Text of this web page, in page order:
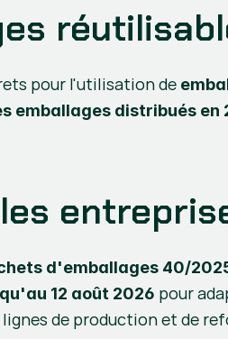
pour l'utilisation de
emballages distribués en
d'emballages 40/
12 août 2026 pour
de production et de